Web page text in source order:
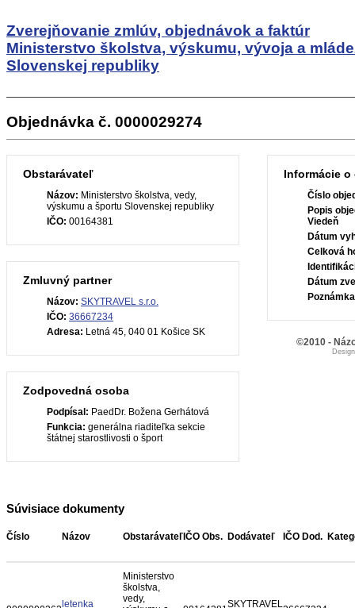
Zverejňovanie zmlúv, objednávok a faktúr
Ministerstvo školstva, výskumu, vývoja a
Slovenskej republiky
Objednávka č. 0000029274
Obstarávateľ
Názov: Ministerstvo školstva, vedy,
výskumu a športu Slovenskej republiky
IČO: 00164381
Zmluvný partner
Názov: SKYTRAVEL s.r.o.
IČO: 36667234
Adresa: Letná 45, 040 01 Košice SK
Zodpovedná osoba
Podpísal: PaedDr. Božena Gerhátová
Funkcia: generálna riaditeľka sekcie
štátnej starostlivosti o šport
Informácie
Číslo
Popis
Viedeň
Dátum
Celková
Dátum
Súvisiace dokumenty
Číslo Názov Obstarávateľ IČO Obs. Dodávateľ IČO Dod.
letenka
Ministerstvo
školstva,
vedy,
SKYTRAVEL
©2010 -